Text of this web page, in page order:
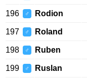
196 ♂ Rodion
197 ♂ Roland
198 ♂ Ruben
199 ♂ Ruslan